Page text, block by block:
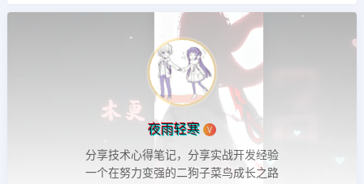
夜雨轻寒 V
分享技术心得笔记，分享实战开发经验
一个在努力变强的二狗子菜鸟成长之路